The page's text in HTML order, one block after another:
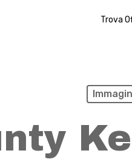
Trova